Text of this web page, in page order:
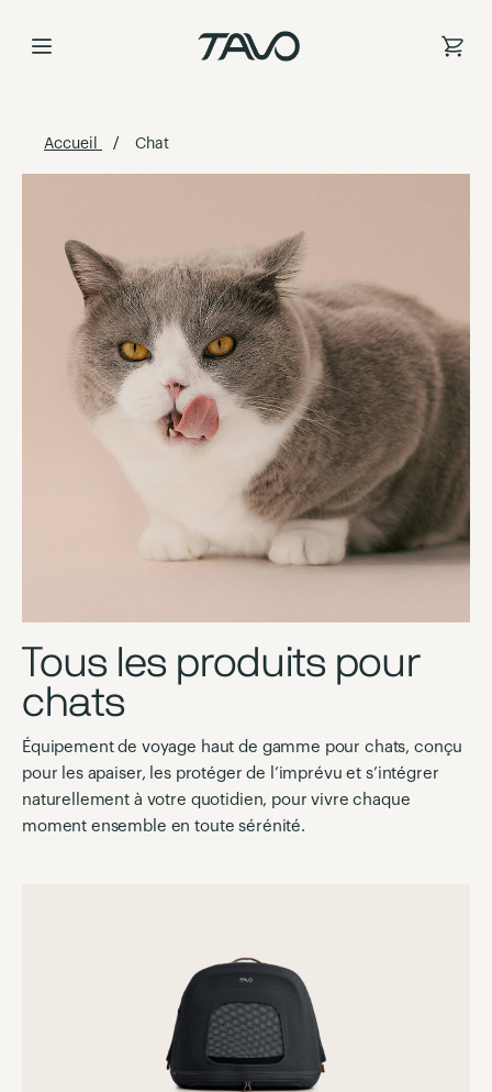
to
Accueil Chat
Tous les produits pour
chats
Équipement de voyage haut de gamme pour chats, conçu
pour les apaiser, les protéger de l’imprévu et s’intégrer
naturellement à votre quotidien, pour vivre chaque
moment ensemble en toute sérénité.